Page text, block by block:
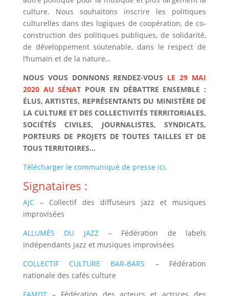
culture. Nous souhaitons inscrire les politiques
culturelles dans des logiques de coopération, de co-
construction des politiques publiques, de solidarité,
de développement soutenable, dans le respect de
l’humain et de la nature…
NOUS VOUS DONNONS RENDEZ-VOUS LE 29 MAI
2020 AU SÉNAT POUR EN DÉBATTRE ENSEMBLE :
ÉLUS, ARTISTES, REPRÉSENTANTS DU MINISTÈRE DE
LA CULTURE ET DES COLLECTIVITÉS TERRITORIALES,
SOCIÉTÉS CIVILES, JOURNALISTES, SYNDICATS,
PORTEURS DE PROJETS DE TOUTES TAILLES ET DE
TOUS TERRITOIRES…
Télécharger le communiqué de presse ici.
Signataires :
AJC– Collectif des diffuseurs jazz et musiques
improvisées
ALLUMÉS DU JAZZ– Fédération de labels
indépendants jazz et musiques improvisées
COLLECTIF CULTURE BAR-BARS – Fédération
nationale des cafés culture